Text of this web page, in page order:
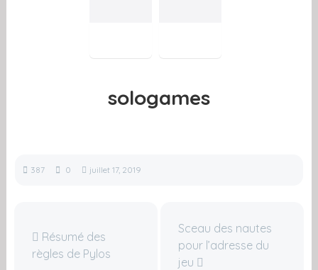
sologames
387 0 juillet 17, 2019
Résumé des
règles de Pylos
Sceau des nautes
pour l’adresse du
jeu